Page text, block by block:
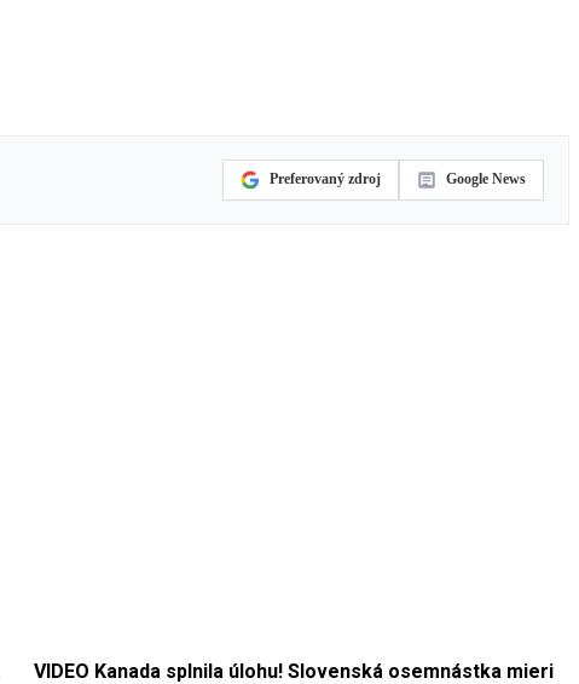
Preferovaný zdroj Google News
VIDEO Kanada splnila úlohu! Slovenská osemnástka mieri